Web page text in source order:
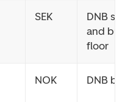
SEK
DNB
and
floor
NOK DNB